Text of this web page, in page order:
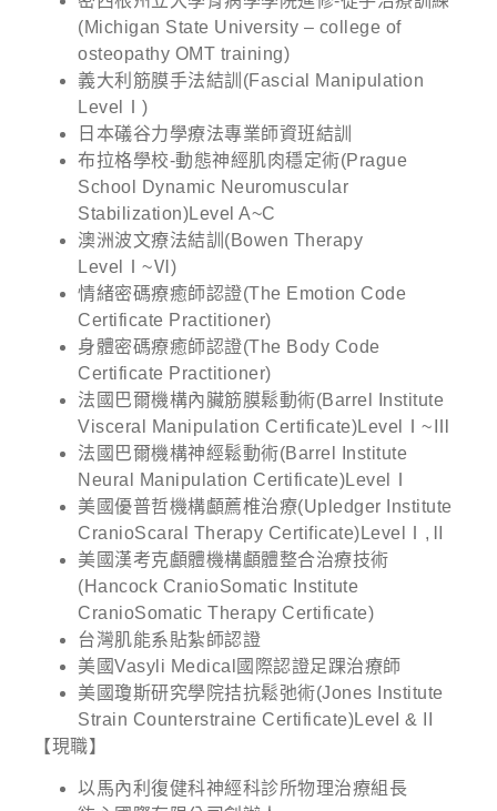
(Michigan State University – college of
osteopathy OMT training)
義大利筋膜手法結訓(Fascial Manipulation
LevelⅠ)
日本礒谷力學療法專業師資班結訓
布拉格學校-動態神經肌肉穩定術(Prague
School Dynamic Neuromuscular
Stabilization)Level A~C
澳洲波文療法結訓(Bowen Therapy
LevelⅠ~Ⅵ)
情緒密碼療癒師認證(The Emotion Code
Certificate Practitioner)
身體密碼療癒師認證(The Body Code
Certificate Practitioner)
法國巴爾機構內臟筋膜鬆動術(Barrel Institute
Visceral Manipulation Certificate)LevelⅠ~Ⅲ
法國巴爾機構神經鬆動術(Barrel Institute
Neural Manipulation Certificate)LevelⅠ
美國優普哲機構顱薦椎治療(Upledger Institute
CranioScaral Therapy Certificate)LevelⅠ,Ⅱ
美國漢考克顱體機構顱體整合治療技術
(Hancock CranioSomatic Institute
CranioSomatic Therapy Certificate)
台灣肌能系貼紮師認證
美國Vasyli Medical國際認證足踝治療師
美國瓊斯研究學院拮抗鬆弛術(Jones Institute
Strain Counterstraine Certificate)LeveI & II
【現職】
以馬內利復健科神經科診所物理治療組長